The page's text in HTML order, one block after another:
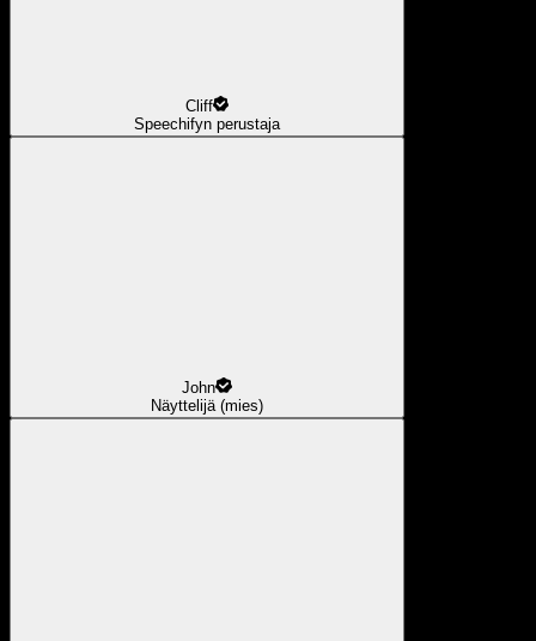
Cliff
Speechifyn perustaja
John
Näyttelijä (mies)